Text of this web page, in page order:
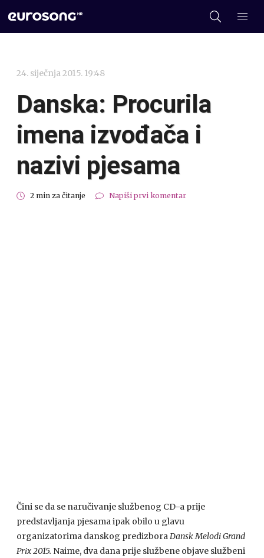
24. siječnja 2015. 19:48
Danska: Procurila
imena izvođača i
nazivi pjesama
2 min za čitanje Napiši prvi komentar
Čini se da se naručivanje službenog CD-a prije
predstavljanja pjesama ipak obilo u glavu
organizatorima danskog predizboraDansk Melodi Grand
Prix 2015. Naime, dva dana prije službene objave službeni